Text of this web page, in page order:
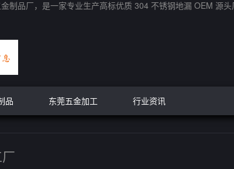
品厂，是一家专业生产高标优质 304 不锈钢地漏 OEM 源头
品 东莞五金加工 行业资讯